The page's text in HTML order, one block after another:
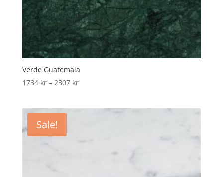
Verde Guatemala
1734 kr – 2307 krPrice
Sale!